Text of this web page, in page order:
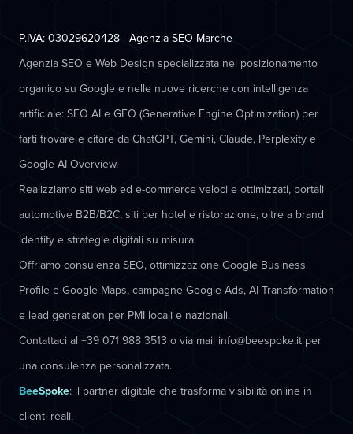
P.IVA: 03029620428 - Agenzia SEO Marche
Agenzia SEO e Web Design specializzata nel posizionamento
organico su Google e nelle nuove ricerche con intelligenza
artificiale: SEO AI e GEO (Generative Engine Optimization) per
farti trovare e citare da ChatGPT, Gemini, Claude, Perplexity e
Google AI Overview.
Realizziamo siti web ed e-commerce veloci e ottimizzati, portali
automotive B2B/B2C, siti per hotel e ristorazione, oltre a brand
identity e strategie digitali su misura.
Offriamo consulenza SEO, ottimizzazione Google Business
Profile e Google Maps, campagne Google Ads, AI Transformation
e lead generation per PMI locali e nazionali.
Contattaci al +39 071 988 3513 o via mail info@beespoke.it per
una consulenza personalizzata.
BeeSpoke: il partner digitale che trasforma visibilità online in
clienti reali.